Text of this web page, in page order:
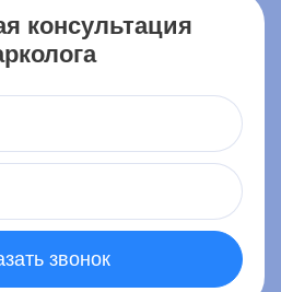
консультация
звонок